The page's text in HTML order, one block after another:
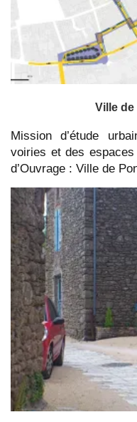
Ville de
Mission d’étude
voiries et des
d’Ouvrage : Ville de